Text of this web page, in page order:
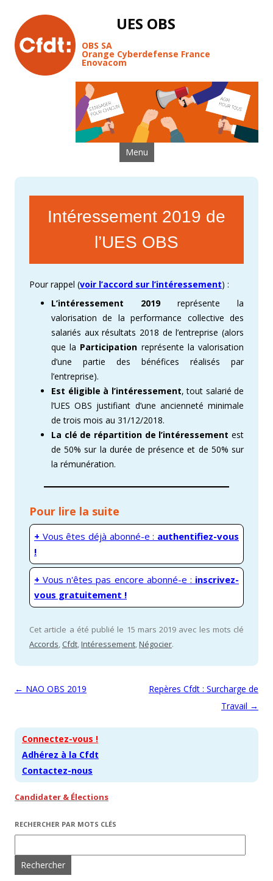
UES OBS
OBS SA
Orange Cyberdefense France
Enovacom
Menu Aller au contenu
Intéressement 2019 de
l’UES OBS
Pour rappel (voir l’accord sur l’intéressement) :
L’intéressement 2019représente la
valorisation de la performance collective des
salariés aux résultats 2018 de l’entreprise (alors
que la Participation représente la valorisation
d’une partie des bénéfices réalisés par
l’entreprise).
Est éligible à l’intéressement, tout salarié de
l’UES OBS justifiant d’une ancienneté minimale
de trois mois au 31/12/2018.
La clé de répartition de l’intéressement est
de 50% sur la durée de présence et de 50% sur
la rémunération.
Pour lire la suite
+ Vous êtes déjà abonné-e : authentifiez-vous
!
+ Vous n'êtes pas encore abonné-e : inscrivez-
vous gratuitement !
Cet article a été publié le 15 mars 2019 avec les mots clé
Accords, Cfdt,Intéressement,Négocier.
Navigation des articles
← NAO OBS 2019
Repères Cfdt : Surcharge de
Travail →
Connectez-vous !
Adhérez à la Cfdt
Contactez-nous
Candidater & Élections
RECHERCHER PAR MOTS CLÉS